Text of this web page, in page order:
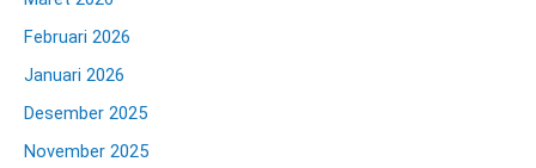
Februari 2026
Januari 2026
Desember 2025
November 2025